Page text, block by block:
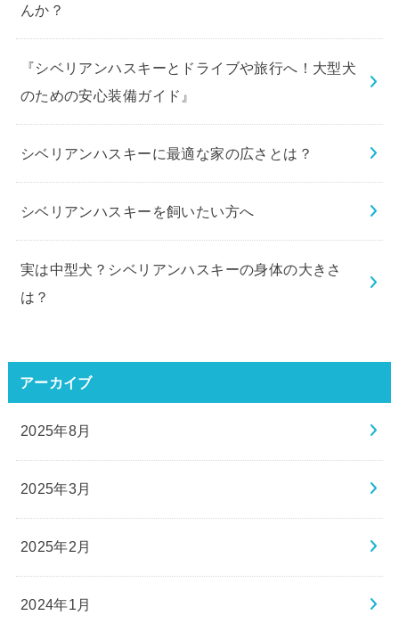
んか？
『シベリアンハスキーとドライブや旅行へ！大型犬
のための安心装備ガイド』
シベリアンハスキーに最適な家の広さとは？
シベリアンハスキーを飼いたい方へ
実は中型犬？シベリアンハスキーの身体の大きさ
は？
アーカイブ
2025年8月
2025年3月
2025年2月
2024年1月